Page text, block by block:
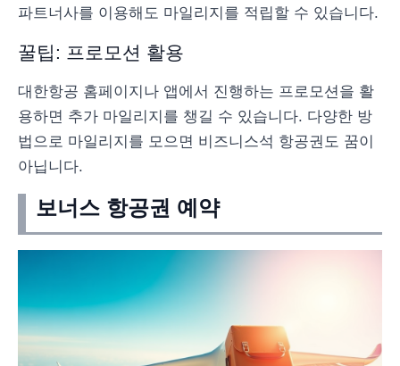
파트너사를 이용해도 마일리지를 적립할 수 있습니다.
꿀팁: 프로모션 활용
대한항공 홈페이지나 앱에서 진행하는 프로모션을 활
용하면 추가 마일리지를 챙길 수 있습니다. 다양한 방
법으로 마일리지를 모으면 비즈니스석 항공권도 꿈이
아닙니다.
보너스 항공권 예약